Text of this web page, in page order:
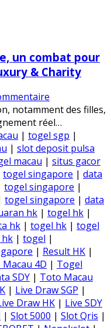
un combat pour
& Charity
notamment des filles,
réel…
| togel sgp |
| slot deposit pulsa
macau | situs gacor
togel singapore | data
togel singapore |
togel singapore | data
hk | togel hk |
hk | togel hk | togel
| togel |
| Result HK |
4D | Togel
SDY | Toto Macau
| Live Draw SGP |
Draw HK | Live SDY
| Slot 5000 | Slot Qris |